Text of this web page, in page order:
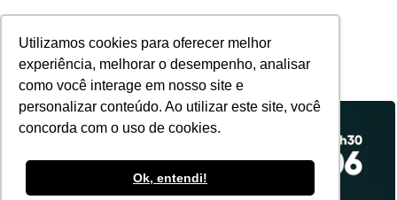
Utilizamos cookies para oferecer melhor
experiência, melhorar o desempenho, analisar
como você interage em nosso site e
personalizar conteúdo. Ao utilizar este site, você
concorda com o uso de cookies.
Ok, entendi!
POR